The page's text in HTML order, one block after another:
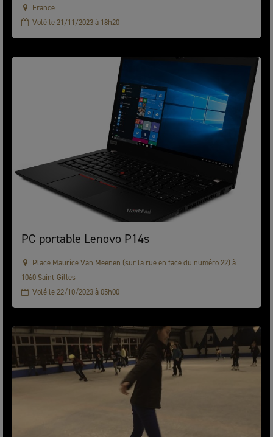
France
Volé le 21/11/2023 à 18h20
PC portable Lenovo P14s
Place Maurice Van Meenen (sur la rue en face du numéro 22) à
1060 Saint-Gilles
Volé le 22/10/2023 à 05h00